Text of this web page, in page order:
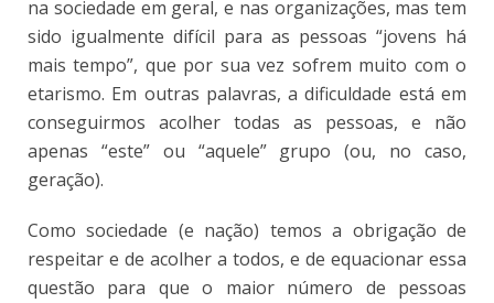
na sociedade em geral, e nas organizações, mas tem
sido igualmente difícil para as pessoas “jovens há
mais tempo”, que por sua vez sofrem muito com o
etarismo. Em outras palavras, a dificuldade está em
conseguirmos acolher todas as pessoas, e não
apenas “este” ou “aquele” grupo (ou, no caso,
geração).
Como sociedade (e nação) temos a obrigação de
respeitar e de acolher a todos, e de equacionar essa
questão para que o maior número de pessoas